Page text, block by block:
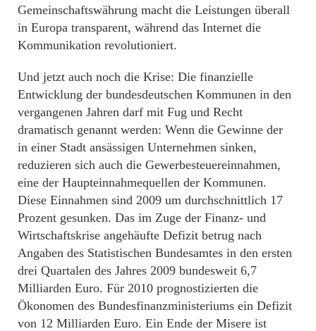
Gemeinschaftswährung macht die Leistungen überall
in Europa transparent, während das Internet die
Kommunikation revolutioniert.
Und jetzt auch noch die Krise: Die finanzielle
Entwicklung der bundesdeutschen Kommunen in den
vergangenen Jahren darf mit Fug und Recht
dramatisch genannt werden: Wenn die Gewinne der
in einer Stadt ansässigen Unternehmen sinken,
reduzieren sich auch die Gewerbesteuereinnahmen,
eine der Haupteinnahmequellen der Kommunen.
Diese Einnahmen sind 2009 um durchschnittlich 17
Prozent gesunken. Das im Zuge der Finanz- und
Wirtschaftskrise angehäufte Defizit betrug nach
Angaben des Statistischen Bundesamtes in den ersten
drei Quartalen des Jahres 2009 bundesweit 6,7
Milliarden Euro. Für 2010 prognostizierten die
Ökonomen des Bundesfinanzministeriums ein Defizit
von 12 Milliarden Euro. Ein Ende der Misere ist